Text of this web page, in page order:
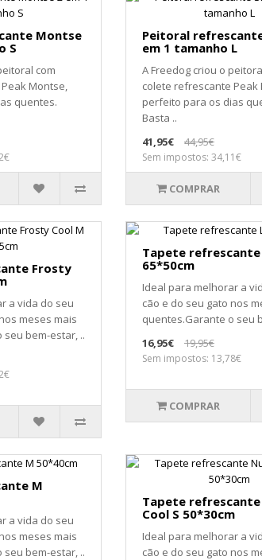
Montse
S
com
Montse,
quentes.
Peitoral
em 1 tamanho L
A Freedog criou o
colete refrescante Peak
perfeito para os dias
Basta ..
41,95€
44,95€
Sem impostos: 34,11€
COMPRAR
Frosty
a vida do seu
meses mais
bem-estar, ..
Tapete refrescante
65*50cm
Ideal para melhorar a
cão e do seu gato nos
quentes.Garante o seu
16,95€
19,95€
Sem impostos: 13,78€
COMPRAR
M
a vida do seu
meses mais
bem-estar, ..
Tapete refrescante
Cool S 50*30cm
Ideal para melhorar a
cão e do seu gato nos